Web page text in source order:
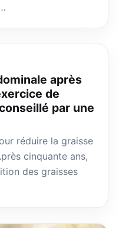
après
de
par une
réduire la graisse
cinquante ans,
des graisses